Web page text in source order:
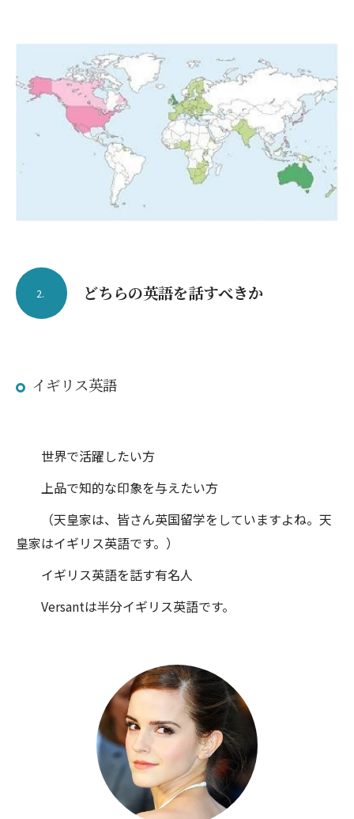
どちらの英語を話すべきか
2.
イギリス英語
世界で活躍したい方
上品で知的な印象を与えたい方
（天皇家は、皆さん英国留学をしていますよね。天
皇家はイギリス英語です。）
イギリス英語を話す有名人
Versantは半分イギリス英語です。